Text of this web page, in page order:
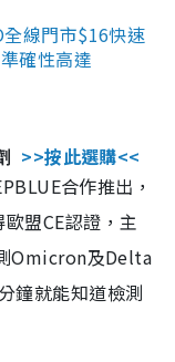
線門市$16快速
確性高達
>>按此選購<<
合作推出，
盟CE認證，主
Omicron及Delta
鐘就能知道檢測